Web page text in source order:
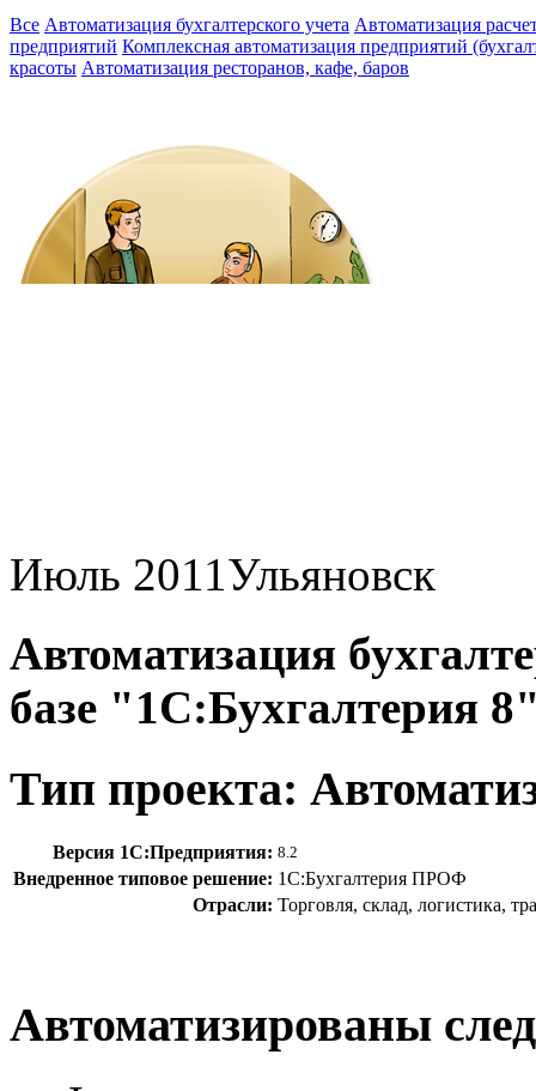
Все Автоматизация бухгалтерского учета Автоматизация
предприятий Комплексная автоматизация предприятий
красоты Автоматизация ресторанов, кафе, баров
Июль 2011Ульяновск
Автоматизация
базе "1С:Бухгалтерия
Тип проекта:
Версия 1С:Предприятия: 8.2
Внедренное типовое решение: 1С:Бухгалтерия ПРОФ
Отрасли: Торговля, склад, логистика,
Автоматизированы